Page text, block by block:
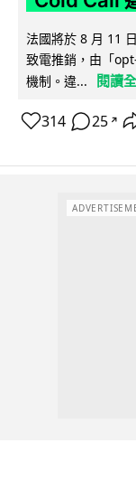
法國將於 8 月 11
致電推銷，由「
機制。違...
閱讀
314 25 ↗